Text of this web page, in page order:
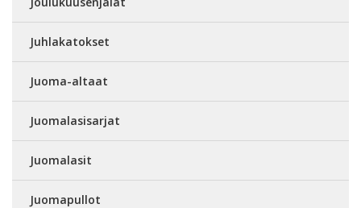
Juhlakatokset
Juoma-altaat
Juomalasisarjat
Juomalasit
Juomapullot